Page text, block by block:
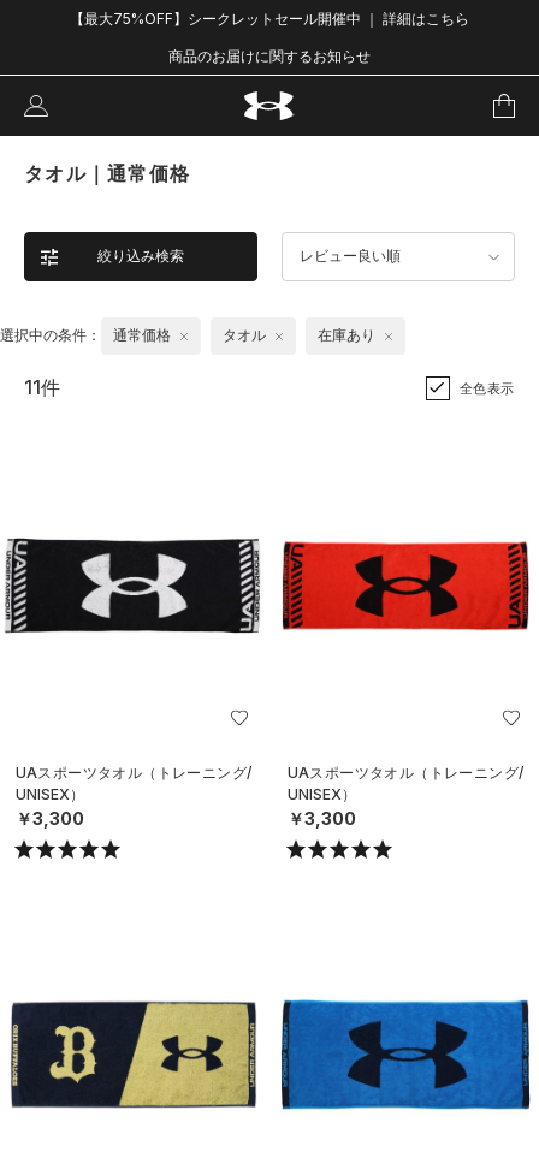
【最大75%OFF】シークレットセール開催中 ｜ 詳細はこちら
商品のお届けに関するお知らせ
タオル｜通常価格
絞り込み検索 レビュー良い順
選択中の条件： 通常価格 タオル 在庫あり
11件 全色表示
UAスポーツタオル（トレーニング/
UNISEX）
￥3,300
UAスポーツタオル（トレーニング/
UNISEX）
￥3,300